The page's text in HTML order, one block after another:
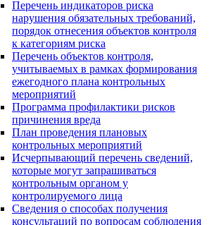
Перечень индикаторов риска
нарушения обязательных требований,
порядок отнесения объектов контроля
к категориям риска
Перечень объектов контроля,
учитываемых в рамках формирования
ежегодного плана контрольных
мероприятий
Программа профилактики рисков
причинения вреда
План проведения плановых
контрольных мероприятий
Исчерпывающий перечень сведений,
которые могут запрашиваться
контрольным органом у
контролируемого лица
Сведения о способах получения
консультаций по вопросам соблюдения